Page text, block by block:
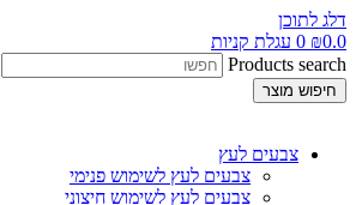
דלג לתוכן
₪0.0
0 עגלת קניות
Products search
חיפוש מוצר
צבעים לעץ
צבעים לעץ לשימוש פנימי
צבעים לעץ לשימוש חיצוני